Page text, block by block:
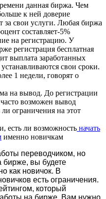
данная биржа. Чем
к ней доверие
за свои услуги. Любая биржа
составляет-5%
на регистрацию. У
регистрация бесплатная
выплата заработанных
свои сроки.
1 недели, говорят о
на вывод. До регистрации
часто возможен вывод
ограничения на этот
есть ли возможность начать
именно новичкам
переводчиком, но
бирже, вы будете
как новичок. В
есть ограничения.
который
на бирже. Вам нужно